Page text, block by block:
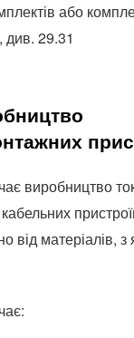
або
див. 29.31
виробництво
від матеріалів, з